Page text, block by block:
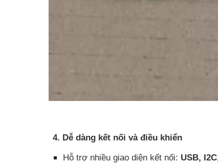
4. Dễ dàng kết nối và điều khiển
Hỗ trợ nhiều giao diện kết nối: USB,